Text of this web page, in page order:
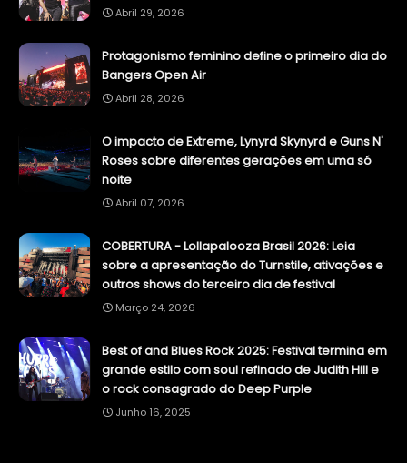
Abril 29, 2026
Protagonismo feminino define o primeiro dia do
Bangers Open Air
Abril 28, 2026
O impacto de Extreme, Lynyrd Skynyrd e Guns N'
Roses sobre diferentes gerações em uma só
noite
Abril 07, 2026
COBERTURA - Lollapalooza Brasil 2026: Leia
sobre a apresentação do Turnstile, ativações e
outros shows do terceiro dia de festival
Março 24, 2026
Best of and Blues Rock 2025: Festival termina em
grande estilo com soul refinado de Judith Hill e
o rock consagrado do Deep Purple
Junho 16, 2025